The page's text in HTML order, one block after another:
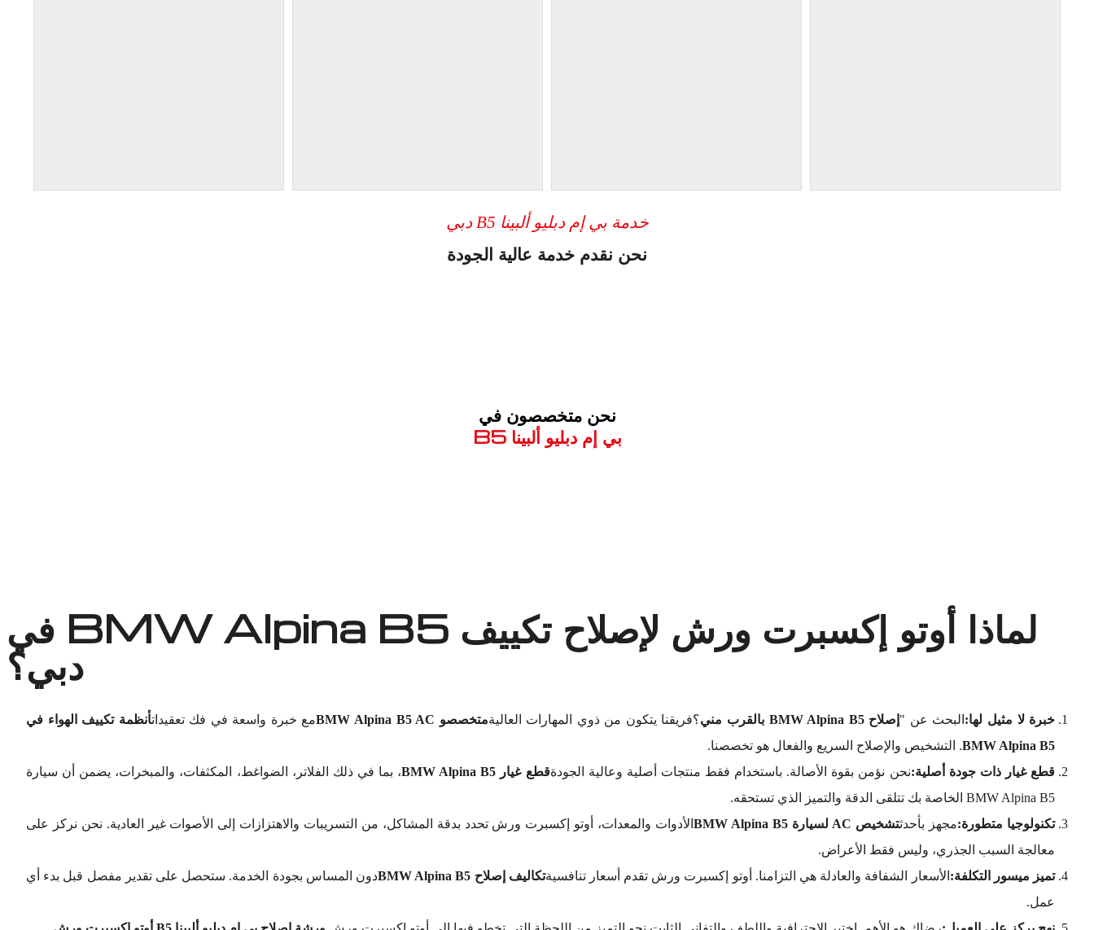
خدمة بي إم دبليو ألبينا B5 دبي
نحن نقدم خدمة عالية الجودة
نحن متخصصون في
بي إم دبليو ألبينا B5
لماذا أوتو إكسبرت ورش لإصلاح تكييف BMW Alpina B5 في
دبي؟
خبرة لا مثيل لها: البحث عن " إصلاح BMW Alpina B5 بالقرب مني ؟فريقنا يتكون من ذوي المهارات العاليةمتخصصو BMW Alpina B5 AC مع خبرة واسعة في فك تعقيداتأنظمة تكييف الهواء في
BMW Alpina B5. التشخيص والإصلاح السريع والفعال هو تخصصنا.
قطع غيار ذات جودة أصلية:نحن نؤمن بقوة الأصالة. باستخدام فقط منتجات أصلية وعالية الجودةقطع غيار BMW Alpina B5
، بما في ذلك الفلاتر، الضواغط، المكثفات، والمبخرات، يضمن أن سيارة
BMW Alpina B5 الخاصة بك تتلقى الدقة والتميز الذي تستحقه.
تكنولوجيا متطورة:مجهز بأحدثتشخيص AC لسيارة BMW Alpina B5
الأدوات والمعدات، أوتو إكسبرت ورش تحدد بدقة المشاكل، من التسريبات والاهتزازات إلى الأصوات غير العادية. نحن نركز على
معالجة السبب الجذري، وليس فقط الأعراض.
تميز ميسور التكلفة: الأسعار الشفافة والعادلة هي التزامنا. أوتو إكسبرت ورش تقدم أسعار تنافسيةتكاليف إصلاح BMW Alpina B5
دون المساس بجودة الخدمة. ستحصل على تقدير مفصل قبل بدء أي
عمل.